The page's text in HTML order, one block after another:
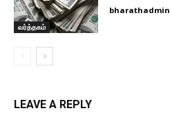
வர்த்தகம்
bharathadmin
LEAVE A REPLY